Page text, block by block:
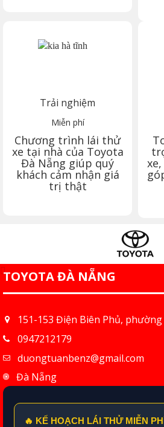
Trải nghiệm
Miễn phí
Chương trình lái thử
xe tại nhà của Toyota
Đà Nẵng giúp quý
khách cảm nhận giá
trị thật
TOYOTA ĐÀ NẴNG
151-153 Điện Biên Phủ,
0947212179
duongtuanbenz@gmail.com
Đà Nẵng
🔥 KẾ HOẠCH LÁI THỬ MIỄN